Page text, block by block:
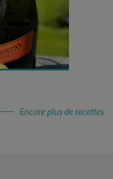
: 10 min
: 3
Encore plus de recettes